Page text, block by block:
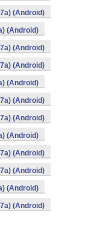
(Android)
(Android)
(Android)
(Android)
(Android)
(Android)
(Android)
(Android)
(Android)
(Android)
(Android)
(Android)